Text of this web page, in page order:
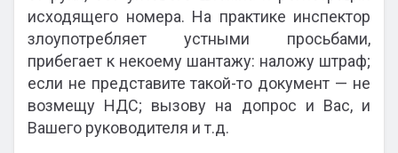
исходящего номера. На практике инспектор
злоупотребляет устными просьбами,
прибегает к некоему шантажу: наложу штраф;
если не представите такой-то документ — не
возмещу НДС; вызову на допрос и Вас, и
Вашего руководителя и т.д.